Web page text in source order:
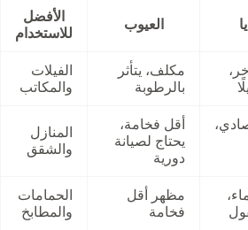
العيوب
الأفضل
للاستخدام
مكلف، يتأثر
بالرطوبة
الفيلات
والمكاتب
أقل فخامة،
يحتاج لصيانة
دورية
المنازل
والشقق
مظهر أقل
فخامة
الحمامات
والمطابخ